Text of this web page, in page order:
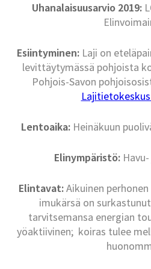
Uhanalaisuusarvio 2019:
Esiintyminen:Laji on
levittäytymässä pohjoista
Pohjois-Savon
Lentoaika:Heinäkuun
Elinympäristö:Havu-
Elintavat:Aikuinen
imukärsä on
tarvitsemansa energian
yöaktiivinen; koiras tulee